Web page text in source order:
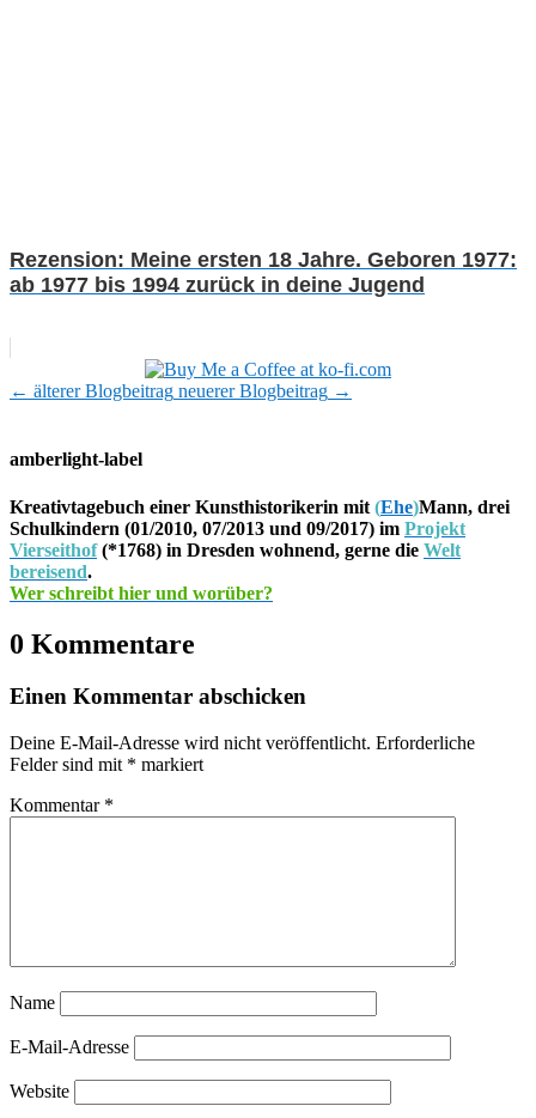
Rezension: Meine ersten 18 Jahre. Geboren 1977:
ab 1977 bis 1994 zurück in deine Jugend
← älterer Blogbeitrag neuerer Blogbeitrag →
amberlight-label
Kreativtagebuch einer Kunsthistorikerin mit (Ehe)Mann, drei
Schulkindern (01/2010, 07/2013 und 09/2017) im Projekt
Vierseithof(*1768) in Dresden wohnend, gerne die Welt
bereisend.
Wer schreibt hier und worüber?
0 Kommentare
Einen Kommentar abschicken
Deine E-Mail-Adresse wird nicht veröffentlicht. Erforderliche
Felder sind mit * markiert
Kommentar *
Name
E-Mail-Adresse
Website